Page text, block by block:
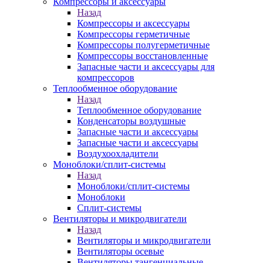
Назад
Компрессоры и аксессуары
Компрессоры герметичные
Компрессоры полугерметичные
Компрессоры восстановленные
Запасные части и аксессуары для
компрессоров
Теплообменное оборудование
Назад
Теплообменное оборудование
Конденсаторы воздушные
Запасные части и аксессуары
Запасные части и аксессуары
Воздухоохладители
Моноблоки/сплит-системы
Назад
Моноблоки/сплит-системы
Моноблоки
Сплит-системы
Вентиляторы и микродвигатели
Назад
Вентиляторы и микродвигатели
Вентиляторы осевые